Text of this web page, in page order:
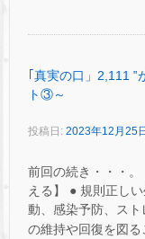
｢真実の口」2,111
ト③～
投稿日: 2023年12月25日
前回の続き・・・
える】 ● 規則正し
動、感染予防、ス
の維持や回復を図